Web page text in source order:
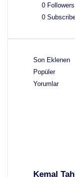
0 Followers
0
Son Eklenen
Popüler
Yorumlar
Kemal